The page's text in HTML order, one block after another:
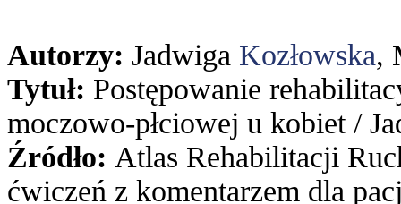
Autorzy: Jadwiga Kozłowska,
Tytuł: Postępowanie
moczowo-płciowej u kobiet /
Źródło: Atlas Rehabilitacji
ćwiczeń z komentarzem dla